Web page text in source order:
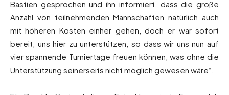
Bastien gesprochen und ihn informiert, dass die große
Anzahl von teilnehmenden Mannschaften natürlich auch
mit höheren Kosten einher gehen, doch er war sofort
bereit, uns hier zu unterstützen, so dass wir uns nun auf
vier spannende Turniertage freuen können, was ohne die
Unterstützung seinerseits nicht möglich gewesen wäre“.